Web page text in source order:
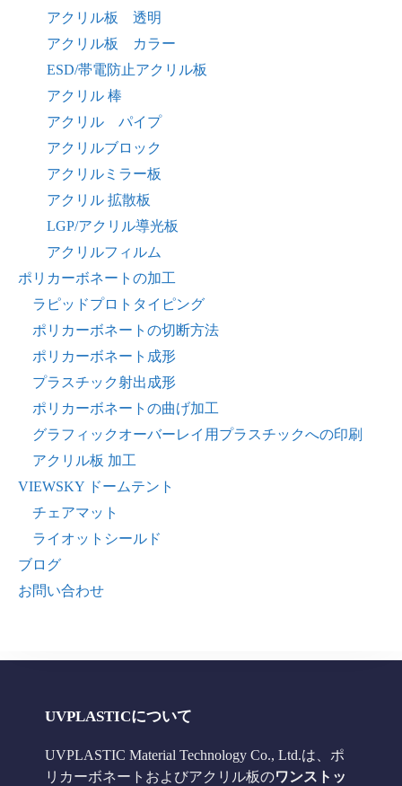
アクリル板 透明
アクリル板 カラー
ESD/帯電防止アクリル板
アクリル 棒
アクリル パイプ
アクリルブロック
アクリルミラー板
アクリル 拡散板
LGP/アクリル導光板
アクリルフィルム
ポリカーボネートの加工
ラピッドプロトタイピング
ポリカーボネートの切断方法
ポリカーボネート成形
プラスチック射出成形
ポリカーボネートの曲げ加工
グラフィックオーバーレイ用プラスチックへの印刷
アクリル板 加工
VIEWSKY ドームテント
チェアマット
ライオットシールド
ブログ
お問い合わせ
UVPLASTICについて
UVPLASTIC Material Technology Co., Ltd.は、ポ
リカーボネートおよびアクリル板のワンストッ